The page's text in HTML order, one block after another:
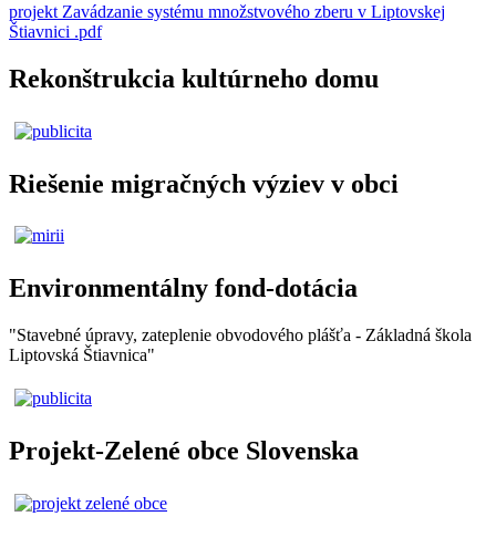
projekt Zavádzanie systému množstvového zberu v Liptovskej
Štiavnici .pdf
Rekonštrukcia kultúrneho domu
Riešenie migračných výziev v obci
Environmentálny fond-dotácia
"Stavebné úpravy, zateplenie obvodového plášťa - Základná škola
Liptovská Štiavnica"
Projekt-Zelené obce Slovenska